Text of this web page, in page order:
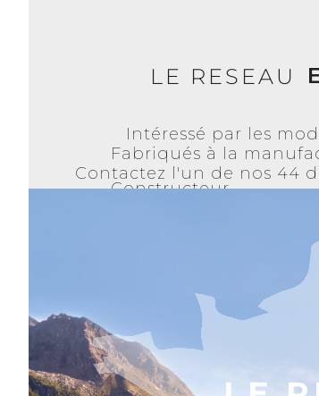
Contactez l'un de nos 44
Fabriqués à la
Constructeur
Intéressé par les
LE RESEAU